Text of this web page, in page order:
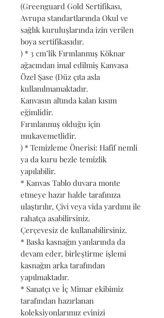
(Greenguard Gold Sertifikası,
Avrupa standartlarında Okul ve
sağlık kuruluşlarında izin verilen
boya sertifikasıdır.
) * 3 cm’lik Fırınlanmış Köknar
ağacından imal edilmiş Kanvasa
Özel Şase (Düz çıta asla
kullanılmamaktadır.
Kanvasın altında kalan kısım
eğimlidir.
Fırınlanmış olduğu için
mukavemetlidir.
) * Temizleme Önerisi: Hafif nemli
ya da kuru bezle temizlik
yapılabilir.
* Kanvas Tablo duvara monte
etmeye hazır halde tarafınıza
ulaştırılır, Çivi veya vida yardımı ile
rahatça asabilirsiniz.
Çerçevesiz de kullanabilirsiniz.
* Baskı kasnağın yanlarında da
devam eder, birleştirme işlemi
kasnağın arka tarafından
yapılmaktadır.
* Sanatçı ve İç Mimar ekibimiz
tarafından hazırlanan
koleksiyonlarımız evinizi